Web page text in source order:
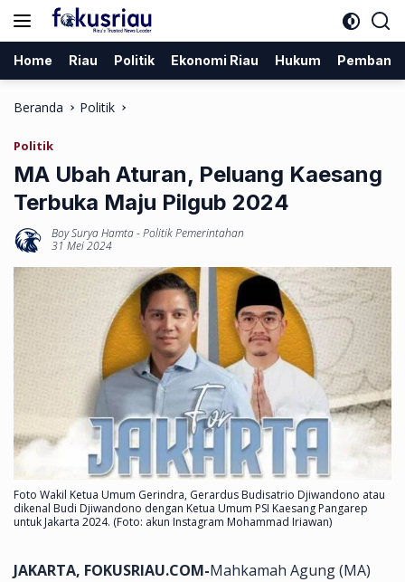
Langsung
Home Riau Politik Ekonomi Riau Hukum
Beranda Politik
Politik
MA Ubah Aturan, Peluang Kaesang
Terbuka Maju Pilgub 2024
Boy Surya Hamta-Politik Pemerintahan
31 Mei 2024
Foto Wakil Ketua Umum Gerindra, Gerardus Budisatrio Djiwandono atau
dikenal Budi Djiwandono dengan Ketua Umum PSI Kaesang Pangarep
untuk Jakarta 2024. (Foto: akun Instagram Mohammad Iriawan)
JAKARTA, FOKUSRIAU.COM-Mahkamah Agung (MA)